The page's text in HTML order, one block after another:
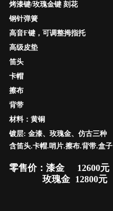
烤漆键/玫瑰金键 刻花
钢针弹簧
高音F键，可调整拇指托
高级皮垫
笛头
卡帽
擦布
背带
材料：黄铜
镀层: 金漆、玫瑰金、仿古三种
含笛头.卡帽.哨片.擦布.背带.盒子
零售价： 漆金 12600元
玫瑰金 12800元